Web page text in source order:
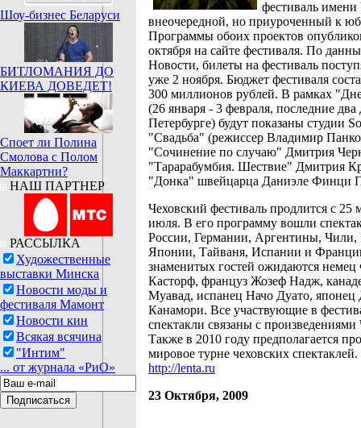
Шоу-бизнес Беларуси
БИТЛОМАНИЯ ДО
КИЕВА ДОВЕДЕТ!
Споет ли Полина
Смолова с Полом
Маккартни?
НАШ ПАРТНЕР
РАССЫЛКА
Художественные
выставки Минска
Новости моды и
фестиваля Мамонт
Новости кин
Всякая всячина
"Интим"
... от журнала «РиО»
фестиваль имени
внеочередной, но приуроченный к
Программы обоих проектов
октября на сайте фестиваля. По
Новости, билеты на фестиваль
уже 2 ноября. Бюджет фестиваля
300 миллионов рублей. В рамках
(26 января - 3 февраля, последние два
Петербурге) будут показаны студии
"Свадьба" (режиссер Владимир
"Сочинение по случаю" Дмитрия
"Тарарабумбия. Шествие" Дмитрия
"Донка" швейцарца Даниэле Финци
Чеховский фестиваль продлится с 25
июля. В его программу вошли
России, Германии, Аргентины,
Японии, Тайваня, Испании и
знаменитых гостей ожидаются
Касторф, француз Жозеф Надж,
Муавад, испанец Начо Дуато, японец
Канамори. Все участвующие в
спектакли связаны с произведениями
Также в 2010 году предполагается
мировое турне чеховских спектаклей.
http://lenta.ru
23 Октября, 2009